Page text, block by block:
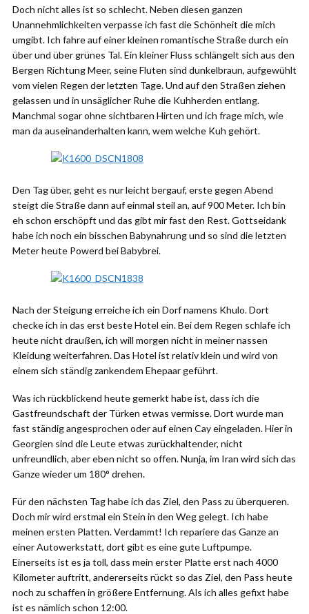
Doch nicht alles ist so schlecht. Neben diesen ganzen
Unannehmlichkeiten verpasse ich fast die Schönheit die mich
umgibt. Ich fahre auf einer kleinen romantische Straße durch ein
über und über grünes Tal. Ein kleiner Fluss schlängelt sich aus den
Bergen Richtung Meer, seine Fluten sind dunkelbraun, aufgewühlt
vom vielen Regen der letzten Tage. Und auf den Straßen ziehen
gelassen und in unsäglicher Ruhe die Kuhherden entlang.
Manchmal sogar ohne sichtbaren Hirten und ich frage mich, wie
man da auseinanderhalten kann, wem welche Kuh gehört.
Den Tag über, geht es nur leicht bergauf, erste gegen Abend
steigt die Straße dann auf einmal steil an, auf 900 Meter. Ich bin
eh schon erschöpft und das gibt mir fast den Rest. Gottseidank
habe ich noch ein bisschen Babynahrung und so sind die letzten
Meter heute Powerd bei Babybrei.
Nach der Steigung erreiche ich ein Dorf namens Khulo. Dort
checke ich in das erst beste Hotel ein. Bei dem Regen schlafe ich
heute nicht draußen, ich will morgen nicht in meiner nassen
Kleidung weiterfahren. Das Hotel ist relativ klein und wird von
einem sich ständig zankendem Ehepaar geführt.
Was ich rückblickend heute gemerkt habe ist, dass ich die
Gastfreundschaft der Türken etwas vermisse. Dort wurde man
fast ständig angesprochen oder auf einen Cay eingeladen. Hier in
Georgien sind die Leute etwas zurückhaltender, nicht
unfreundlich, aber eben nicht so offen. Nunja, im Iran wird sich das
Ganze wieder um 180° drehen.
Für den nächsten Tag habe ich das Ziel, den Pass zu überqueren.
Doch mir wird erstmal ein Stein in den Weg gelegt. Ich habe
meinen ersten Platten. Verdammt! Ich repariere das Ganze an
einer Autowerkstatt, dort gibt es eine gute Luftpumpe.
Einerseits ist es ja toll, dass mein erster Platte erst nach 4000
Kilometer auftritt, andererseits rückt so das Ziel, den Pass heute
noch zu schaffen in größere Entfernung. Als ich alles gefixt habe
ist es nämlich schon 12:00.